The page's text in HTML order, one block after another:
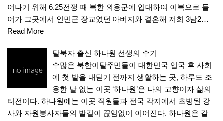
어나기 위해 6.25전쟁 때 북한 의용군에 입대하여 이북으로 들
어가 그곳에서 인민군 장교였던 아버지와 결혼해 저희 3남2…
Read More
탈북자 출신 하나원 선생의 수기
수많은 북한이탈주민들이 대한민국 입국 후 사회
에 첫 발을 내딛기 전까지 생활하는 곳, 하루도 조
용한 날 없는 이곳 ‘하나원’은 나의 고향이자 삶의
터전이다. 하나원에는 이곳 직원들과 전국 각지에서 초빙된 강
사와 자원봉사자들의 발길이 끊임없이 이어진다. 하나원은 같